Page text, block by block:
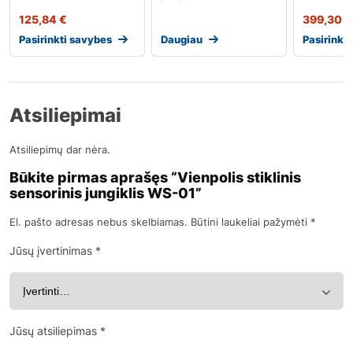
125,84€
Pasirinkti savybes Daugiau
399,30
Pasirinkti
Atsiliepimai
Atsiliepimų dar nėra.
Būkite pirmas aprašęs “Vienpolis stiklinis
sensorinis jungiklis WS-01”
El. pašto adresas nebus skelbiamas. Būtini laukeliai pažymėti *
Jūsų įvertinimas *
Jūsų atsiliepimas *